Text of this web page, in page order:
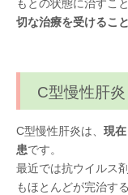
もとの状態に治すこ
切な治療を受けるこ
C型慢性肝炎
C型慢性肝炎は、 現
患です。
最近では抗ウイルス
もほとんどが完治す